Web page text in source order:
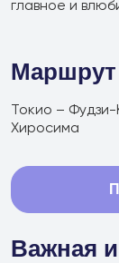
главное и
Маршрут
Токио –
Хиросима
Важная